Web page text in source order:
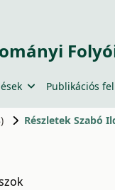
Publikációs